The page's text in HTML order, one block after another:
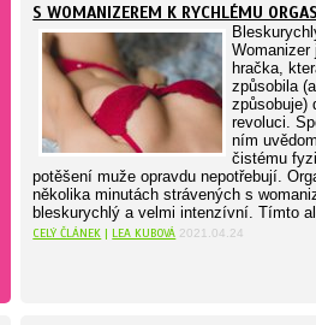
S WOMANIZEREM K RYCHLÉMU
Womanizer
hračka,
způsobila
způsobuje)
revoluci.
ním
čistému
potěšení muže opravdu nepotřebují.
několika minutách strávených s
bleskurychlý a velmi intenzívní. Tímto
CELÝ ČLÁNEK | LEA KUBOVÁ 2021.04.24